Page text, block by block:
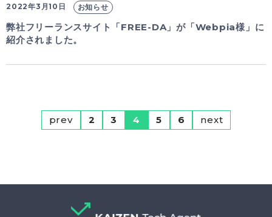
2022年3月10日 お知らせ
弊社フリーランスサイト「FREE-DA」が「Webpia様」に
紹介されました。
prev 2 3 4 5 6 next